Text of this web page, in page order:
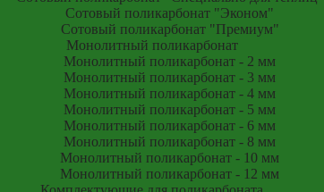
Сотовый поликарбонат "Эконом"
Сотовый поликарбонат "Премиум"
Монолитный поликарбонат
Монолитный поликарбонат - 2 мм
Монолитный поликарбонат - 3 мм
Монолитный поликарбонат - 4 мм
Монолитный поликарбонат - 5 мм
Монолитный поликарбонат - 6 мм
Монолитный поликарбонат - 8 мм
Монолитный поликарбонат - 10 мм
Монолитный поликарбонат - 12 мм